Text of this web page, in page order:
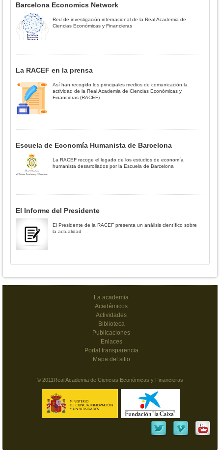
Barcelona Economics Network
Red de investigación internacional de la Real Academia de
Ciencias Económicas y Financieras
La RACEF en la prensa
Así han recogido los principales medios de comunicación la
actividad de la Real Academia de Ciencias Económicas y
Financieras (RACEF)
Escuela de Economía Humanista de Barcelona
La RACEF recoge el legado de los estudios de economía
humanista desarrollados por la Escuela de Barcelona
El Informe del Presidente
El Presidente de la RACEF presenta un análisis científico sobre
la actualidad
La academia
Académicos
Actividades
Biblioteca
Publicaciones
Enlaces
Portal transparencia
Mapa del sitio
© 2011Real Academia de Ciencias Económicas y Financieras